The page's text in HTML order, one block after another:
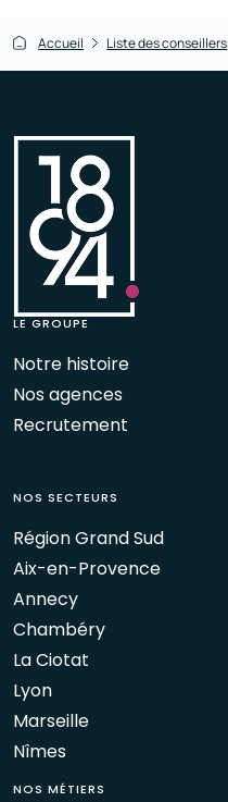
Accueil Liste des conseillers
LE GROUPE
Notre histoire
Nos agences
Recrutement
NOS SECTEURS
Région Grand Sud
Aix-en-Provence
Annecy
Chambéry
La Ciotat
Lyon
Marseille
Nîmes
NOS MÉTIERS